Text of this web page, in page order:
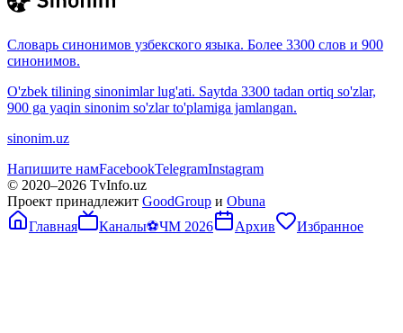
Словарь синонимов узбекского языка. Более 3300 слов и 900
синонимов.
O'zbek tilining sinonimlar lug'ati. Saytda 3300 tadan ortiq so'zlar,
900 ga yaqin sinonim so'zlar to'plamiga jamlangan.
sinonim.uz
Напишите намFacebookTelegramInstagram
© 2020–2026 TvInfo.uz
Проект принадлежит GoodGroup и Obuna
Главная
Каналы⚽ЧМ 2026 Архив Избранное